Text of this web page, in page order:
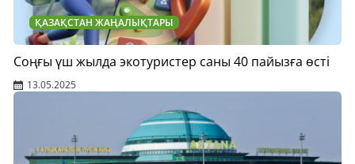
ҚАЗАҚСТАН ЖАҢАЛЫҚТАРЫ
Соңғы үш жылда экотуристер саны 40 пайызға өсті
13.05.2025